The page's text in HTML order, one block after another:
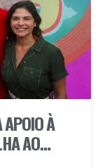
APOIO À
AO